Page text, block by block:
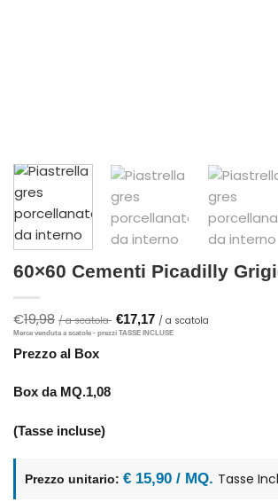
60×60 Cementi Picadilly
€19,98
Il
prezzo
€17,17
Il
Prezzo al Box
Box da MQ.1,08
(Tasse incluse)
Prezzo unitario: € 15,90 / MQ. Tasse